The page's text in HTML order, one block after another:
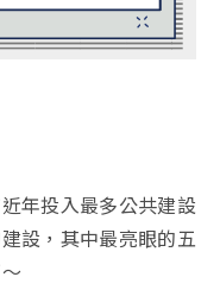
年投入最多公共建設
設，其中最亮眼的五